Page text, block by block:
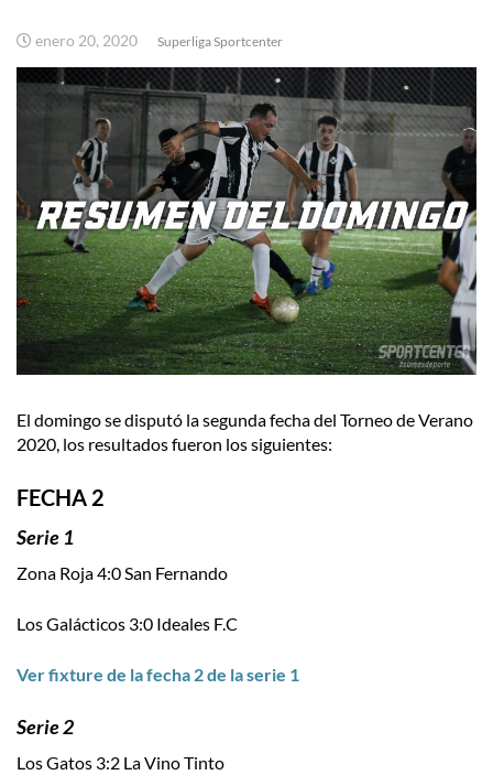
enero 20, 2020 Superliga Sportcenter
El domingo se disputó la segunda fecha del Torneo de Verano
2020, los resultados fueron los siguientes:
FECHA 2
Serie 1
Zona Roja 4:0 San Fernando
Los Galácticos 3:0 Ideales F.C
Ver fixture de la fecha 2 de la serie 1
Serie 2
Los Gatos 3:2 La Vino Tinto